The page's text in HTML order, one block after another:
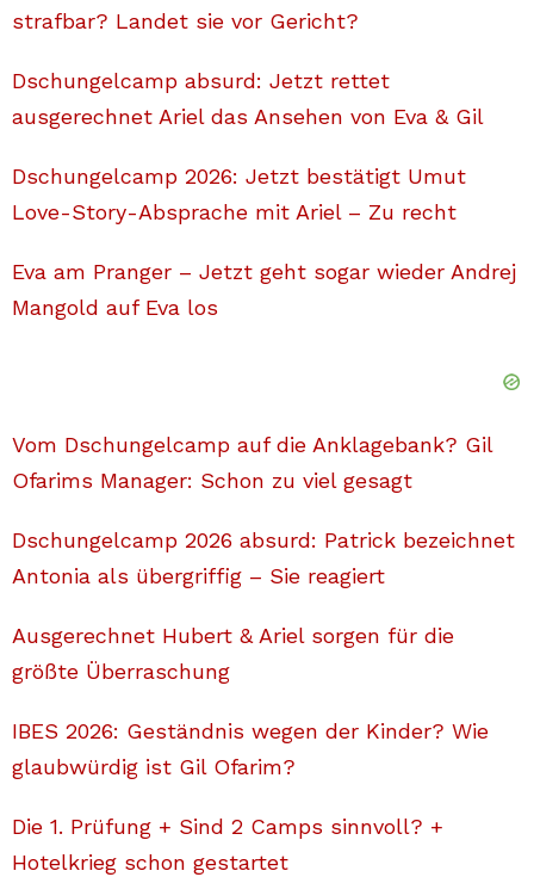
strafbar? Landet sie vor Gericht?
Dschungelcamp absurd: Jetzt rettet
ausgerechnet Ariel das Ansehen von Eva & Gil
Dschungelcamp 2026: Jetzt bestätigt Umut
Love-Story-Absprache mit Ariel – Zu recht
Eva am Pranger – Jetzt geht sogar wieder Andrej
Mangold auf Eva los
Vom Dschungelcamp auf die Anklagebank? Gil
Ofarims Manager: Schon zu viel gesagt
Dschungelcamp 2026 absurd: Patrick bezeichnet
Antonia als übergriffig – Sie reagiert
Ausgerechnet Hubert & Ariel sorgen für die
größte Überraschung
IBES 2026: Geständnis wegen der Kinder? Wie
glaubwürdig ist Gil Ofarim?
Die 1. Prüfung + Sind 2 Camps sinnvoll? +
Hotelkrieg schon gestartet